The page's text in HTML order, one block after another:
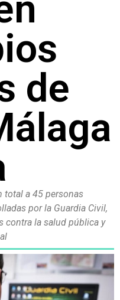
de
total a 45 personas
por la Guardia Civil,
contra la salud pública y